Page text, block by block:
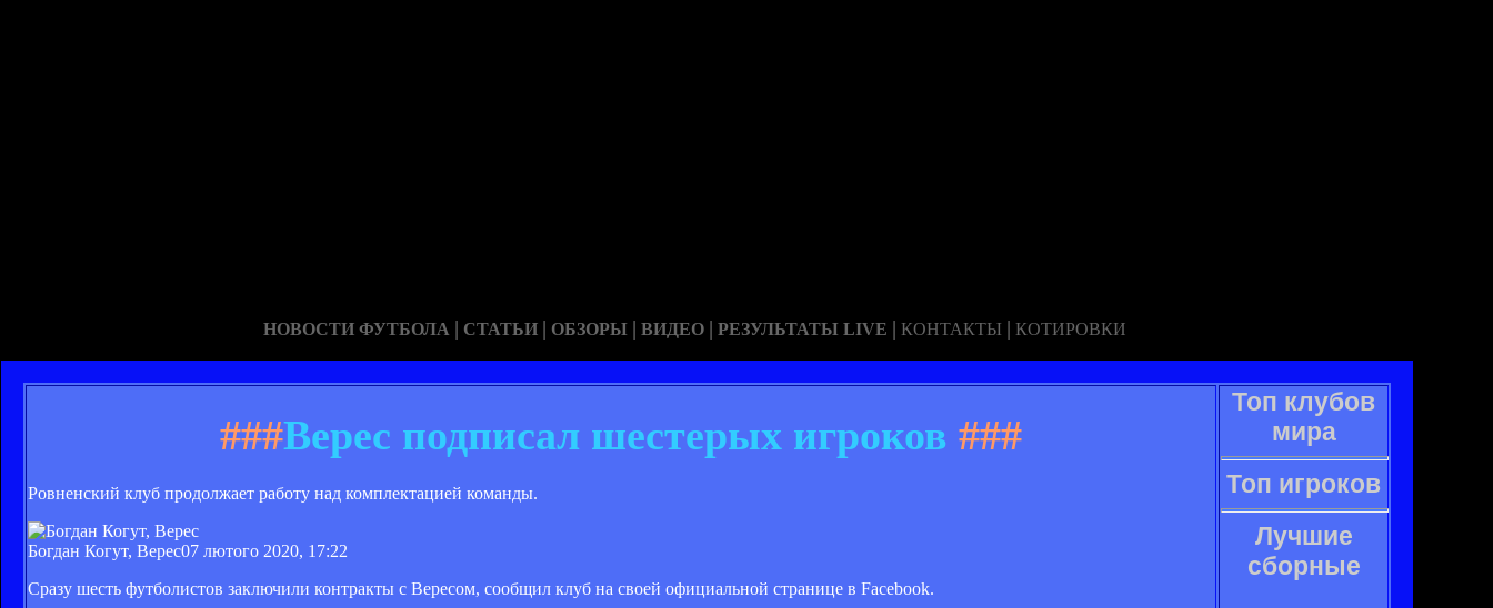
НОВОСТИ ФУТБОЛА | СТАТЬИ | ОБЗОРЫ | ВИДЕО | РЕЗУЛЬТАТЫ LIVE | КОНТАКТЫ | КОТИРОВКИ
###Верес подписал шестерых игроков ###
Ровненский клуб продолжает работу над комплектацией команды.
Богдан Когут, Верес07 лютого 2020, 17:22
Сразу шесть футболистов заключили контракты с Вересом, сообщил клуб на своей официальной странице в Facebook.
Топ клубов
мира
Топ игроков
Лучшие
сборные